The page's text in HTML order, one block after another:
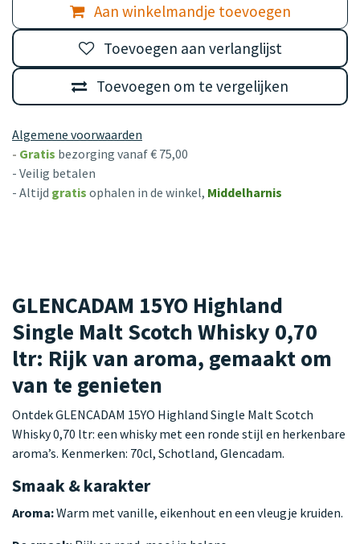
Aan winkelmandje toevoegen
Toevoegen om te vergelijken
Toevoegen aan verlanglijst
Algemene voorwaarden
- Gratis bezorging vanaf € 75,00
- Veilig betalen
- Altijd gratis ophalen in de winkel, Middelharnis
GLENCADAM 15YO Highland
Single Malt Scotch Whisky 0,70
ltr: Rijk van aroma, gemaakt om
van te genieten
Ontdek GLENCADAM 15YO Highland Single Malt Scotch
Whisky 0,70 ltr: een whisky met een ronde stijl en herkenbare
aroma’s. Kenmerken: 70cl, Schotland, Glencadam.
Smaak & karakter
Aroma:Warm met vanille, eikenhout en een vleugje kruiden.